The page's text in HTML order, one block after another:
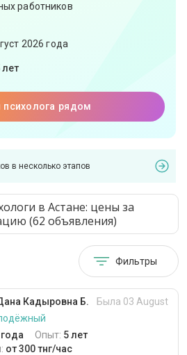
работников
2026 года
психолога рядом
в несколько этапов
в Астане: цены за
(62 объявления)
Фильтры
Кадыровна Б.
Была 03 August
Опыт: 5 лет
от 300 тнг/час